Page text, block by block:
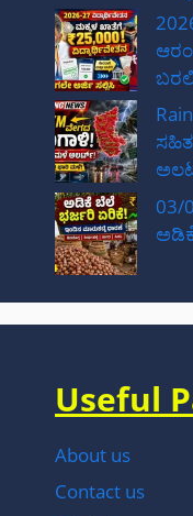
03/
Useful
About us
Contact us